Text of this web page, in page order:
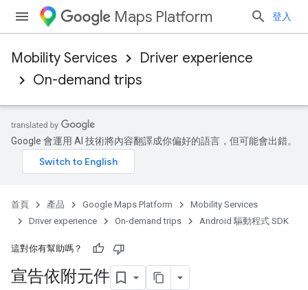
Maps Platform 登入
Mobility Services
Driver experience
On-demand trips
Google 會運用 AI 技術將內容翻譯成你偏好的語言，但可能會出錯。
首頁 產品 Google Maps Platform
Mobility Services
Driver experience
On-demand trips Android 驅動程式 SDK
這對你有幫助嗎？
宣告依附元件